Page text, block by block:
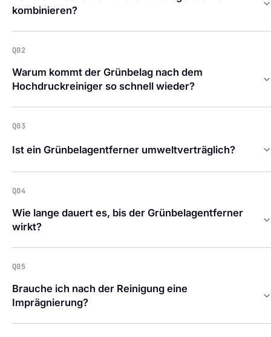
kombinieren?
Q02
Warum kommt der Grünbelag nach dem
Hochdruckreiniger so schnell wieder?
Q03
Ist ein Grünbelagentferner umweltverträglich?
Q04
Wie lange dauert es, bis der Grünbelagentferner
wirkt?
Q05
Brauche ich nach der Reinigung eine
Imprägnierung?